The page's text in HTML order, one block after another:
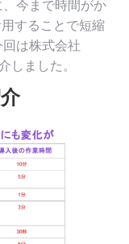
今まで時間がか
することで短縮
は株式会社
しました。